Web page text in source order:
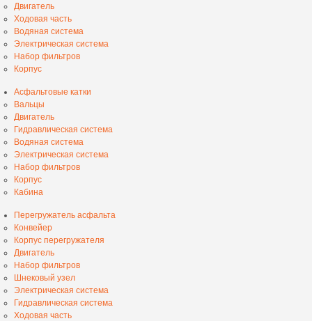
Двигатель
Ходовая часть
Водяная система
Электрическая система
Набор фильтров
Корпус
Асфальтовые катки
Вальцы
Двигатель
Гидравлическая система
Водяная система
Электрическая система
Набор фильтров
Корпус
Кабина
Перегружатель асфальта
Конвейер
Корпус перегружателя
Двигатель
Набор фильтров
Шнековый узел
Электрическая система
Гидравлическая система
Ходовая часть